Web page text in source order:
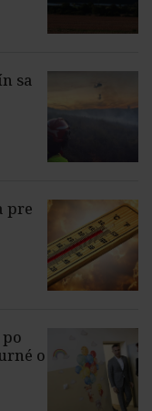
sa
pre
o